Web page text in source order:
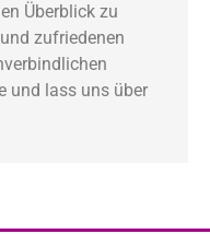
Überblick zu
zufriedenen
und lass uns über